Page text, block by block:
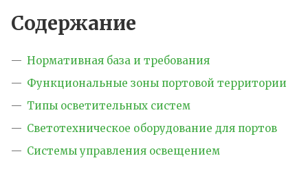
Содержание
Нормативная база и требования
Функциональные зоны портовой территории
Типы осветительных систем
Светотехническое оборудование для портов
Системы управления освещением